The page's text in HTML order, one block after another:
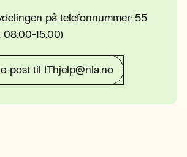
på telefonnummer: 55
15:00)
post til IThjelp@nla.no